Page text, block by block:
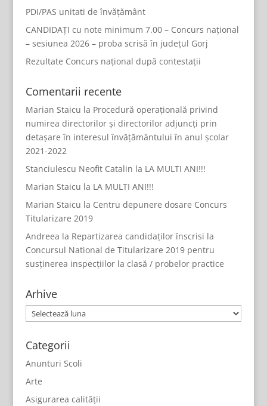
PDI/PAS unitati de învățământ
CANDIDAȚI cu note minimum 7.00 – Concurs național
– sesiunea 2026 – proba scrisă în județul Gorj
Rezultate Concurs național după contestații
Comentarii recente
Marian Staicu la Procedură operațională privind
numirea directorilor și directorilor adjuncți prin
detașare în interesul învățământului în anul școlar
2021-2022
Stanciulescu Neofit Catalin la LA MULTI ANI!!!
Marian Staicu la LA MULTI ANI!!!
Marian Staicu la Centru depunere dosare Concurs
Titularizare 2019
Andreea la Repartizarea candidaților înscrisi la
Concursul National de Titularizare 2019 pentru
susținerea inspecțiilor la clasă / probelor practice
Arhive
Arhive
Categorii
Anunturi Scoli
Arte
Asigurarea calității